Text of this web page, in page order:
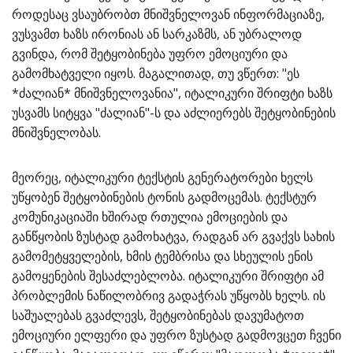
როდესაც ვსაუბრობთ მნიშვნელოვან ინფორმაციაზე,
ვუსვამთ ხაზს ირონიას ან სარკაზმს, ან უბრალოდ
გვინდა, რომ შეტყობინება უფრო ემოციური და
გამომხატველი იყოს. მაგალითად, თუ ვწერთ: "ეს
*ძალიან* მნიშვნელოვანია", იტალიკური შრიფტი ხაზს
უსვამს სიტყვა "ძალიან"-ს და აძლიერებს შეტყობინების
მნიშვნელობას.
მეორეც, იტალიკური ტექსტის გენერატორები ხელს
უწყობენ შეტყობინების ტონის გადმოცემას. ტექსტურ
კომუნიკაციაში ხშირად რთულია ემოციების და
განწყობის ზუსტად გამოხატვა, რადგან არ გვაქვს სახის
გამომეტყველების, ხმის ტემბრისა და სხეულის ენის
გამოყენების შესაძლებლობა. იტალიკური შრიფტი ამ
პრობლემის ნაწილობრივ გადაჭრას უწყობს ხელს. ის
საშუალებას გვაძლევს, შეტყობინებას დავუმატოთ
ემოციური ელფერი და უფრო ზუსტად გადმოვცეთ ჩვენი